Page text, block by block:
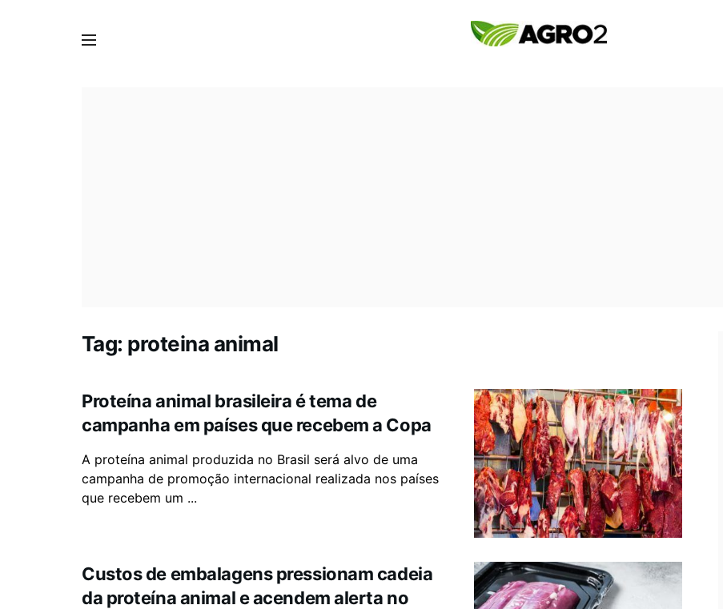
Tag: proteina animal
Proteína animal brasileira é tema de
campanha em países que recebem a Copa
A proteína animal produzida no Brasil será alvo de uma
campanha de promoção internacional realizada nos países
que recebem um ...
Custos de embalagens pressionam cadeia
da proteína animal e acendem alerta no